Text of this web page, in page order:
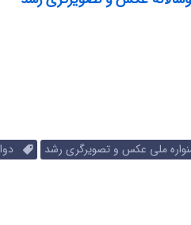
ملی عکس و تصویرگری رشد